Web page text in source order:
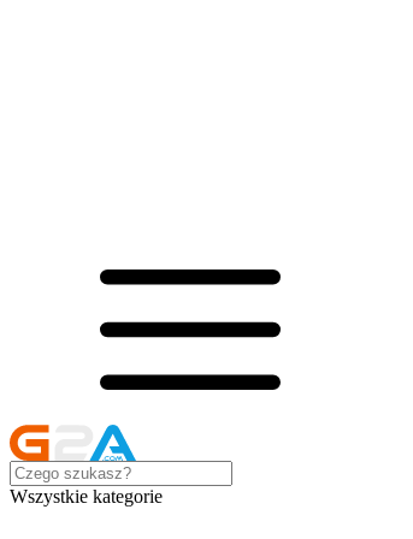
Wszystkie kategorie